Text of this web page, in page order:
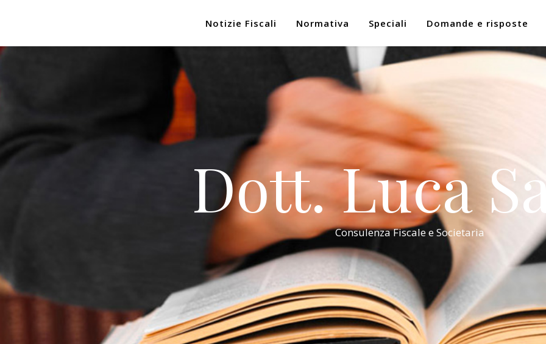
Notizie Fiscali Normativa Speciali Domande e risposte
Dott. Luca
Consulenza Fiscale e Societaria